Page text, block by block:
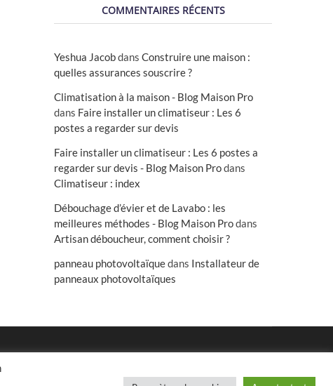
COMMENTAIRES RÉCENTS
Yeshua Jacobdans Construire une maison :
quelles assurances souscrire ?
Climatisation à la maison - Blog Maison Pro
dans Faire installer un climatiseur : Les 6
postes a regarder sur devis
Faire installer un climatiseur : Les 6 postes a
regarder sur devis - Blog Maison Prodans
Climatiseur : index
Débouchage d’évier et de Lavabo : les
meilleures méthodes - Blog Maison Prodans
Artisan déboucheur, comment choisir ?
panneau photovoltaïquedans Installateur de
panneaux photovoltaïques